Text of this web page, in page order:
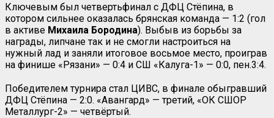
Ключевым был четвертьфинал с ДФЦ Стёпина, в
котором сильнее оказалась брянская команда — 1:2 (гол
в активе Михаила Бородина). Выбыв из борьбы за
награды, липчане так и не смогли настроиться на
нужный лад и заняли итоговое восьмое место, проиграв
на финише «Рязани» — 0:4 и СШ «Калуга-1» — 0:0, пен.3:4.
Победителем турнира стал ЦИВС, в финале обыгравший
ДФЦ Стёпина — 2:0. «Авангард» — третий, «ОК СШОР
Металлург-2» — четвёртый.